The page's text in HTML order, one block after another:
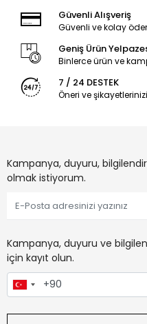
Güvenli Alışveriş
Güvenli ve kolay
Geniş Ürün
Binlerce ürün ve
7 / 24 DESTEK
Öneri ve
Kampanya, duyuru,
olmak istiyorum.
Kampanya, duyuru ve
için kayıt olun.